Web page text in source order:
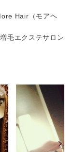
Hair（モアヘ
毛エクステサロン